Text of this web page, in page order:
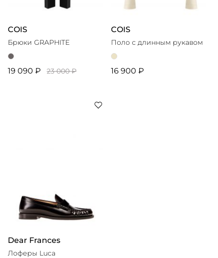
COIS
Брюки GRAPHITE
19 090 ₽ 23 000 ₽
COIS
Поло с длинным рукавом
16 900 ₽
Dear Frances
Лоферы Luca